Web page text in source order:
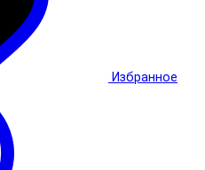
Избранное